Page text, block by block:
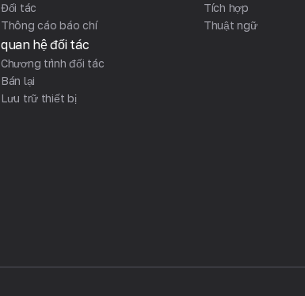
Đối tác
Thông cáo báo chí
quan hệ đối tác
Chương trình đối tác
Bán lại
Lưu trữ thiết bị
Tích hợp
Thuật ngữ